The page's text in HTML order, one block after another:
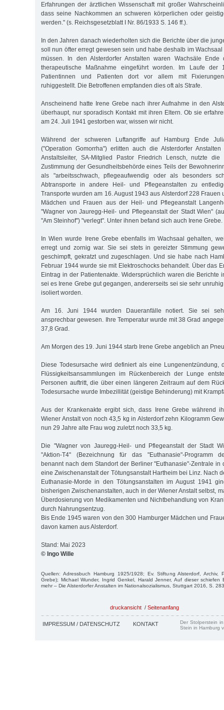
Erfahrungen der ärztlichen Wissenschaft mit großer
dass seine Nachkommen an schweren körperlichen oder
werden." (s. Reichsgesetzblatt I Nr. 86/1933 S. 146 ff.).
In den Jahren danach wiederholten sich die Berichte über die
soll nun öfter erregt gewesen sein und habe deshalb im
müssen. In den Alsterdorfer Anstalten waren Wachsäle
therapeutische Maßnahme eingeführt worden. Im Laufe der
Patientinnen und Patienten dort vor allem mit
ruhiggestellt. Die Betroffenen empfanden dies oft als Strafe.
Anscheinend hatte Irene Grebe nach ihrer Aufnahme in den
überhaupt, nur sporadisch Kontakt mit ihren Eltern. Ob sie
am 24. Juli 1941 gestorben war, wissen wir nicht.
Während der schweren Luftangriffe auf Hamburg Ende
("Operation Gomorrha") erlitten auch die Alsterdorfer Anstalten
Anstaltsleiter, SA-Mitglied Pastor Friedrich Lensch, nutzte
Zustimmung der Gesundheitsbehörde eines Teils der
als "arbeitsschwach, pflegeaufwendig oder als besonders
Abtransporte in andere Heil- und Pflegeanstalten zu
Transporte wurden am 16. August 1943 aus Alsterdorf 228 Frauen
Mädchen und Frauen aus der Heil- und Pflegeanstalt
"Wagner von Jauregg-Heil- und Pflegeanstalt der Stadt Wien"
"Am Steinhof") "verlegt". Unter ihnen befand sich auch Irene Grebe.
In Wien wurde Irene Grebe ebenfalls im Wachsaal gehalten,
erregt und zornig war. Sie sei stets in gereizter Stimmung
geschimpft, gekratzt und zugeschlagen. Und sie habe nach
Februar 1944 wurde sie mit Elektroschocks behandelt. Über das
Eintrag in der Patientenakte. Widersprüchlich waren die Berichte
sei es Irene Grebe gut gegangen, andererseits sei sie sehr
isoliert worden.
Am 16. Juni 1944 wurden Daueranfälle notiert. Sie sei
ansprechbar gewesen. Ihre Temperatur wurde mit 38 Grad
37,8 Grad.
Am Morgen des 19. Juni 1944 starb Irene Grebe angeblich an
Diese Todesursache wird definiert als eine Lungenentzündung,
Flüssigkeitsansammlungen im Rückenbereich der Lunge
Personen auftritt, die über einen längeren Zeitraum auf dem
Todesursache wurde Imbezillität (geistige Behinderung) mit
Aus der Krankenakte ergibt sich, dass Irene Grebe während
Wiener Anstalt von noch 43,5 kg in Alsterdorf zehn Kilogramm
nun 29 Jahre alte Frau wog zuletzt noch 33,5 kg.
Die "Wagner von Jauregg-Heil- und Pflegeanstalt der Stadt
"Aktion-T4" (Bezeichnung für das "Euthanasie"-Programm
benannt nach dem Standort der Berliner "Euthanasie"-Zentrale in
eine Zwischenanstalt der Tötungsanstalt Hartheim bei Linz. Nach
Euthanasie-Morde in den Tötungsanstalten im August 1941
bisherigen Zwischenanstalten, auch in der Wiener Anstalt selbst,
Überdosierung von Medikamenten und Nichtbehandlung von
durch Nahrungsentzug.
Bis Ende 1945 waren von den 300 Hamburger Mädchen und
davon kamen aus Alsterdorf.
Stand: Mai 2023
© Ingo Wille
Quellen: Adressbuch Hamburg 1925/1928; Ev. Stiftung Alsterdorf, Archiv,
Grebe); Michael Wunder, Ingrid Genkel, Harald Jenner, Auf dieser
mehr – Die Alsterdorfer Anstalten im Nationalsozialismus, Stuttgart 2016, S.
druckansicht / Seitenanfang
IMPRESSUM / DATENSCHUTZ KONTAKT
Der Stolperstein
Stein in Hamburg